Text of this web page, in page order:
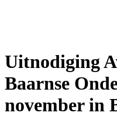
Uitnodiging
Baarnse
november in